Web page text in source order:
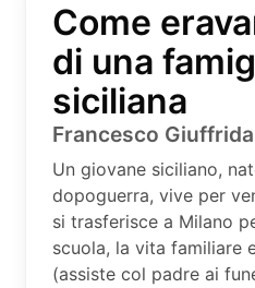
Come
di una
siciliana
Francesco Giuffrida
Un giovane siciliano,
dopoguerra, vive per
si trasferisce a Milano
scuola, la vita familiare
(assiste col padre ai